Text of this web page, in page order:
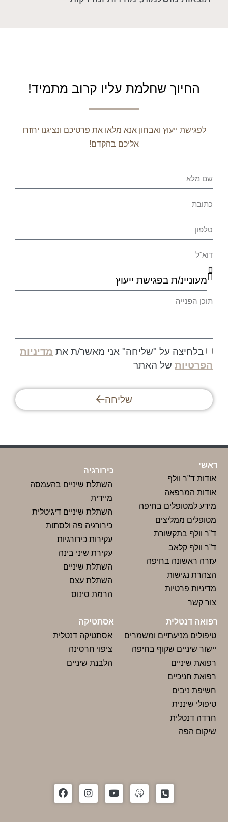
החיוך שחלמת עליו קרוב מתמיד!
לפגישת ייעוץ ואבחון אנא מלאו את פרטיכם ונציגנו יחזרו
אליכם בהקדם!
בלחיצה על "שליחה" אני מאשר/ת את מדיניות
הפרטיות של האתר
שליחה
ראשי
אודות ד"ר וולף
אודות המרפאה
מידע למטופלים בחיפה
מטופלים ממליצים
ד”ר וולף בתקשורת
ד”ר וולף קלאב
עזרה ראשונה בחיפה
הצהרת נגישות
מדיניות פרטיות
צור‬ קשר
כירורגיה
השתלת שיניים בהעמסה
מיידית
השתלת שיניים דיגיטלית
כירורגיה פה ולסתות
עקירות כירורגיות
עקירת שיני בינה
השתלת שיניים
השתלת עצם
הרמת סינוס
רפואה דנטלית
טיפולים מניעתיים ומשמרים
יישור שיניים שקוף בחיפה
רפואת שיניים
רפואת חניכיים
חשיפת ניבים
טיפולי שיננית
חרדה דנטלית
שיקום הפה
אסתטיקה
אסתטיקה דנטלית
ציפוי חרסינה
הלבנת שיניים